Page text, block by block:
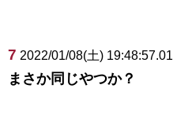
7 2022/01/08(土) 19:48:57.01
まさか同じやつか？